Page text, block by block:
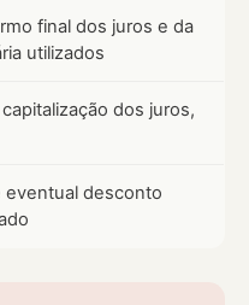
final dos juros e da
utilizados
dos juros,
eventual desconto